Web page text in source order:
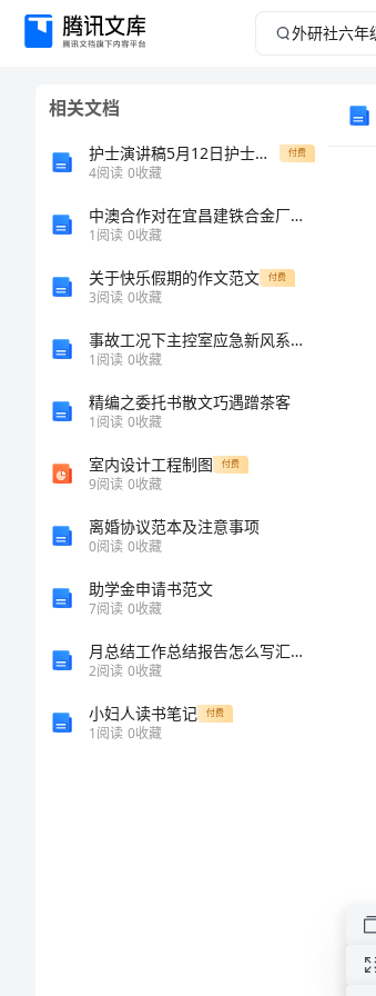
外
相关文档
护士演讲稿5月12日护士节演讲稿 付费
4阅读 0收藏
中澳合作对在宜昌建铁合金厂进行可行性研究
1阅读 0收藏
关于快乐假期的作文范文 付费
3阅读 0收藏
事故工况下主控室应急新风系统碘吸附器性能试验研究
1阅读 0收藏
精编之委托书散文巧遇蹭茶客
1阅读 0收藏
室内设计工程制图 付费
9阅读 0收藏
离婚协议范本及注意事项
0阅读 0收藏
助学金申请书范文
7阅读 0收藏
月总结工作总结报告怎么写汇总5篇
2阅读 0收藏
小妇人读书笔记 付费
1阅读 0收藏